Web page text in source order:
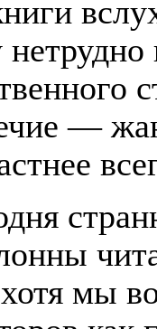
—
мы